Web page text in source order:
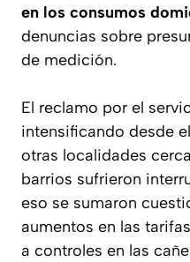
en los consumos
denuncias sobre
de medición.
El reclamo por el
intensificando desde
otras localidades
barrios sufrieron
eso se sumaron
aumentos en las
a controles en las